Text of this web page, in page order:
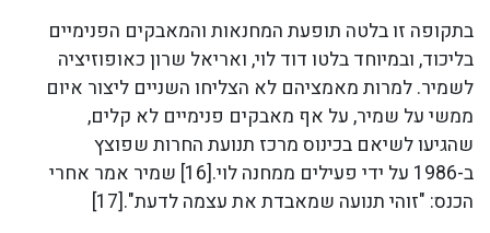
בתקופה זו בלטה תופעת המחנאות והמאבקים הפנימיים
בליכוד, ובמיוחד בלטו דוד לוי, ואריאל שרון כאופוזיציה
לשמיר. למרות מאמציהם לא הצליחו השניים ליצור איום
ממשי על שמיר, על אף מאבקים פנימיים לא קלים,
שהגיעו לשיאם בכינוס מרכז תנועת החרות שפוצץ
ב-1986 על ידי פעילים ממחנה לוי.[16] שמיר אמר אחרי
הכנס: "זוהי תנועה שמאבדת את עצמה לדעת".[17]